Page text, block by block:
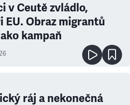
v Ceutě zvládlo,
Obraz migrantů
kampaň
ráj a nekonečná